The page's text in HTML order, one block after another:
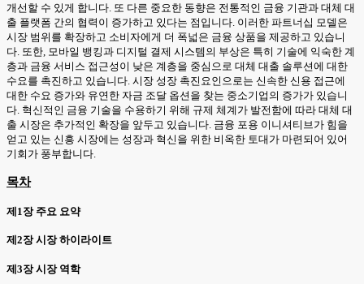
개선할 수 있게 합니다. 또 다른 중요한 동향은 전통적인 금융 기관과 대체 대
출 플랫폼 간의 협력이 증가하고 있다는 점입니다. 이러한 파트너십 모델은
시장 범위를 확장하고 소비자에게 더 폭넓은 금융 상품을 제공하고 있습니
다. 또한, 모바일 뱅킹과 디지털 결제 시스템의 부상은 특히 기술에 익숙한 계
층과 금융 서비스 접근성이 낮은 계층을 중심으로 대체 대출 솔루션에 대한
수요를 촉진하고 있습니다. 시장 성장 촉진요인으로는 신속한 신용 접근에
대한 수요 증가와 유연한 자금 조달 옵션을 찾는 중소기업의 증가가 있습니
다. 혁신적인 금융 기술을 수용하기 위해 규제 체계가 발전함에 따라 대체 대
출 시장은 추가적인 확장을 앞두고 있습니다. 금융 포용 이니셔티브가 힘을
얻고 있는 신흥 시장에는 성장과 혁신을 위한 비옥한 토대가 마련되어 있어
기회가 풍부합니다.
목차
제1장 주요 요약
제2장 시장 하이라이트
제3장 시장 역학